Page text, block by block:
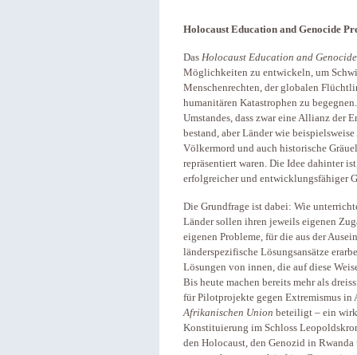
Holocaust Education and Genocide
Das Holocaust Education and
Möglichkeiten zu entwickeln, um
Menschenrechten, der globalen
humanitären Katastrophen zu
Umstandes, dass zwar eine Allianz der
bestand, aber Länder wie
Völkermord und auch historische
repräsentiert waren. Die Idee dahinter
erfolgreicher und entwicklungsfähiger
Die Grundfrage ist dabei: Wie
Länder sollen ihren jeweils eigenen
eigenen Probleme, für die aus der
länderspezifische Lösungsansätze
Lösungen von innen, die auf diese
Bis heute machen bereits mehr als
für Pilotprojekte gegen Extremismus in
Afrikanischen Union beteiligt – ein
Konstituierung im Schloss
den Holocaust, den Genozid in